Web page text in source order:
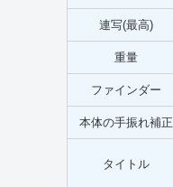
連写(最高)
重量
ファインダー
本体の手振れ補正
タイトル